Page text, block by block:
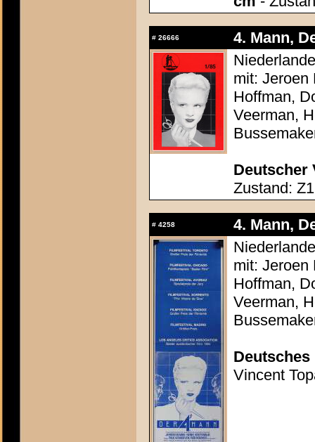
# 26666
4. Mann,
mit: Jeroen
Hoffman,
Veerman,
Deutscher
Zustand: Z1
# 4258
4. Mann,
mit: Jeroen
Hoffman,
Veerman,
Vincent